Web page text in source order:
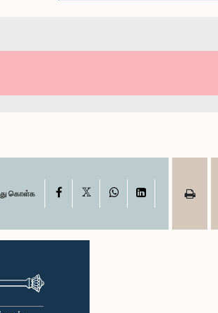
கொள்க Facebook WhatsAppLinkedIn